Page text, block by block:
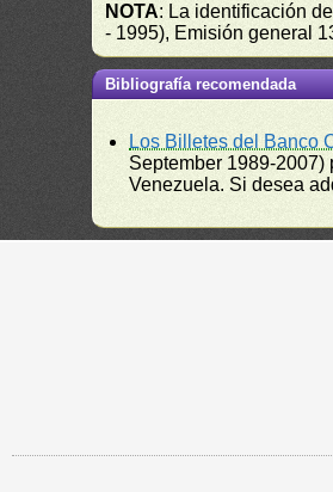
NOTA: La identificación
- 1995), Emisión general
Bibliografía recomendada
Los Billetes del Banco
September 1989-
Venezuela. Si desea